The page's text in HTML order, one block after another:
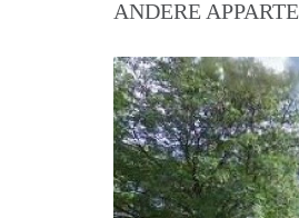
ANDERE